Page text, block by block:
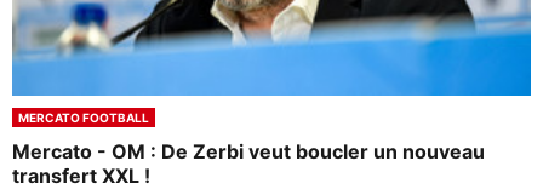
MERCATO FOOTBALL
Mercato - OM : De Zerbi veut boucler un nouveau
transfert XXL !